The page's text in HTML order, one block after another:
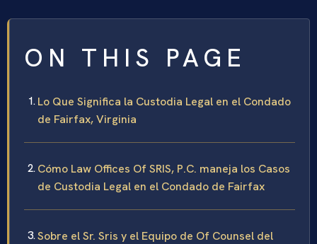
ON THIS PAGE
Lo Que Significa la Custodia Legal en el Condado
de Fairfax, Virginia
Cómo Law Offices Of SRIS, P.C. maneja los Casos
de Custodia Legal en el Condado de Fairfax
Sobre el Sr. Sris y el Equipo de Of Counsel del